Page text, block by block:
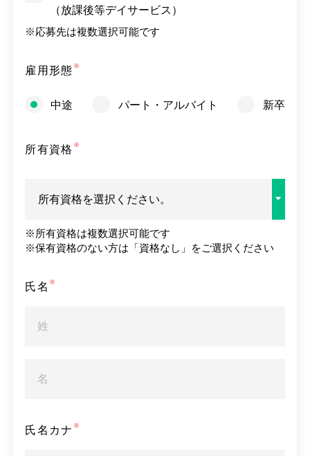
（放課後等デイサービス）
※応募先は複数選択可能です
雇用形態
中途 パート・アルバイト 新卒
所有資格
所有資格を選択ください。
社会福祉士
公認心理師
※ 所有資格は複数選択可能です
※保有資格のない方は「資格なし」をご選択ください
氏名
氏名カナ